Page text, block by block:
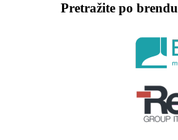
Pretražite po brendu